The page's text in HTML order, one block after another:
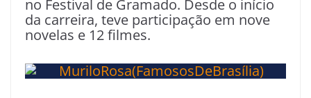
no Festival de Gramado. Desde o início
da carreira, teve participação em nove
novelas e 12 filmes.